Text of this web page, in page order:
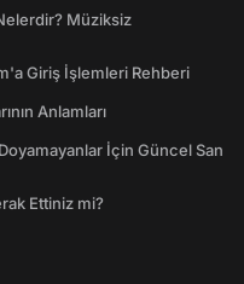
Müziksiz
Giriş İşlemleri Rehberi
Anlamları
İçin Güncel San
Ettiniz mi?